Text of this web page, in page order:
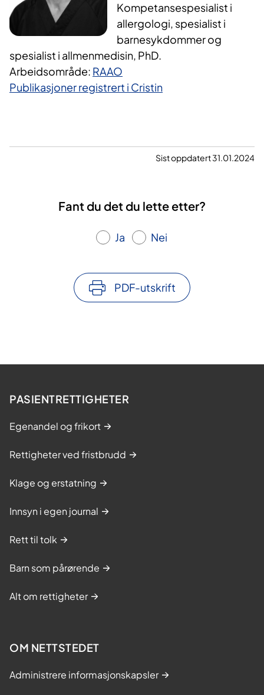
Kompetansespesialist i
allergologi, spesialist i
barnesykdommer og
spesialist i allmenmedisin, PhD.
Arbeidsområde: RAAO
Publikasjoner registrert i Cristin​
Sist oppdatert 31.01.2024
Fant du det du lette etter?
Ja Nei
PDF-utskrift
PASIENTRETTIGHETER
Egenandel og frikort
Rettigheter ved fristbrudd
Klage og erstatning
Innsyn i egen journal
Rett til tolk
Barn som pårørende
Alt om rettigheter
OM NETTSTEDET
Administrere informasjonskapsler